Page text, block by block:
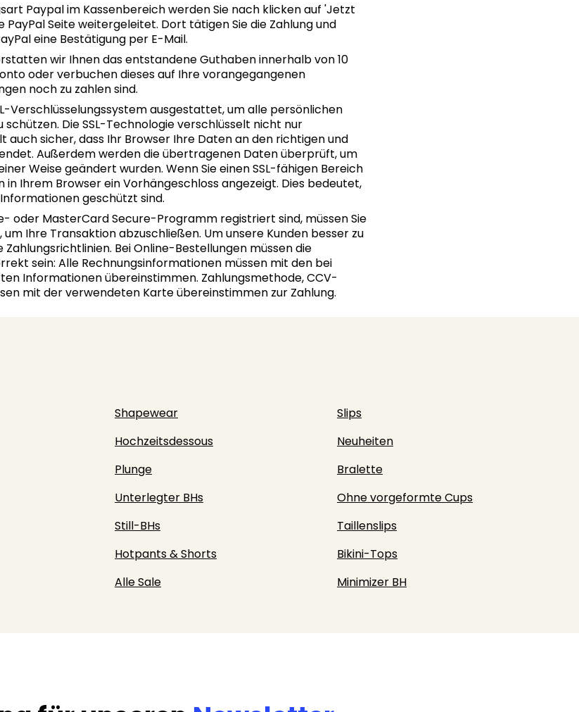
Paypal im Kassenbereich werden Sie nach klicken auf 'Jetzt
Seite weitergeleitet. Dort tätigen Sie die Zahlung und
eine Bestätigung per E-Mail.
wir Ihnen das entstandene Guthaben innerhalb von 10
oder verbuchen dieses auf Ihre vorangegangenen
noch zu zahlen sind.
Verschlüsselungssystem ausgestattet, um alle persönlichen
schützen. Die SSL-Technologie verschlüsselt nicht nur
auch sicher, dass Ihr Browser Ihre Daten an den richtigen und
Außerdem werden die übertragenen Daten überprüft, um
Weise geändert wurden. Wenn Sie einen SSL-fähigen Bereich
Ihrem Browser ein Vorhängeschloss angezeigt. Dies bedeutet,
geschützt sind.
oder MasterCard Secure-Programm registriert sind, müssen Sie
Ihre Transaktion abzuschließen. Um unsere Kunden besser zu
Bei Online-Bestellungen müssen die
sein: Alle Rechnungsinformationen müssen mit den bei
Informationen übereinstimmen. Zahlungsmethode, CCV-
mit der verwendeten Karte übereinstimmen zur Zahlung.
Shapewear
Slips
Hochzeitsdessous
Neuheiten
Plunge
Bralette
Unterlegter BHs
Ohne vorgeformte Cups
Still-BHs
Taillenslips
Hotpants & Shorts
Bikini-Tops
Alle Sale Minimizer BH